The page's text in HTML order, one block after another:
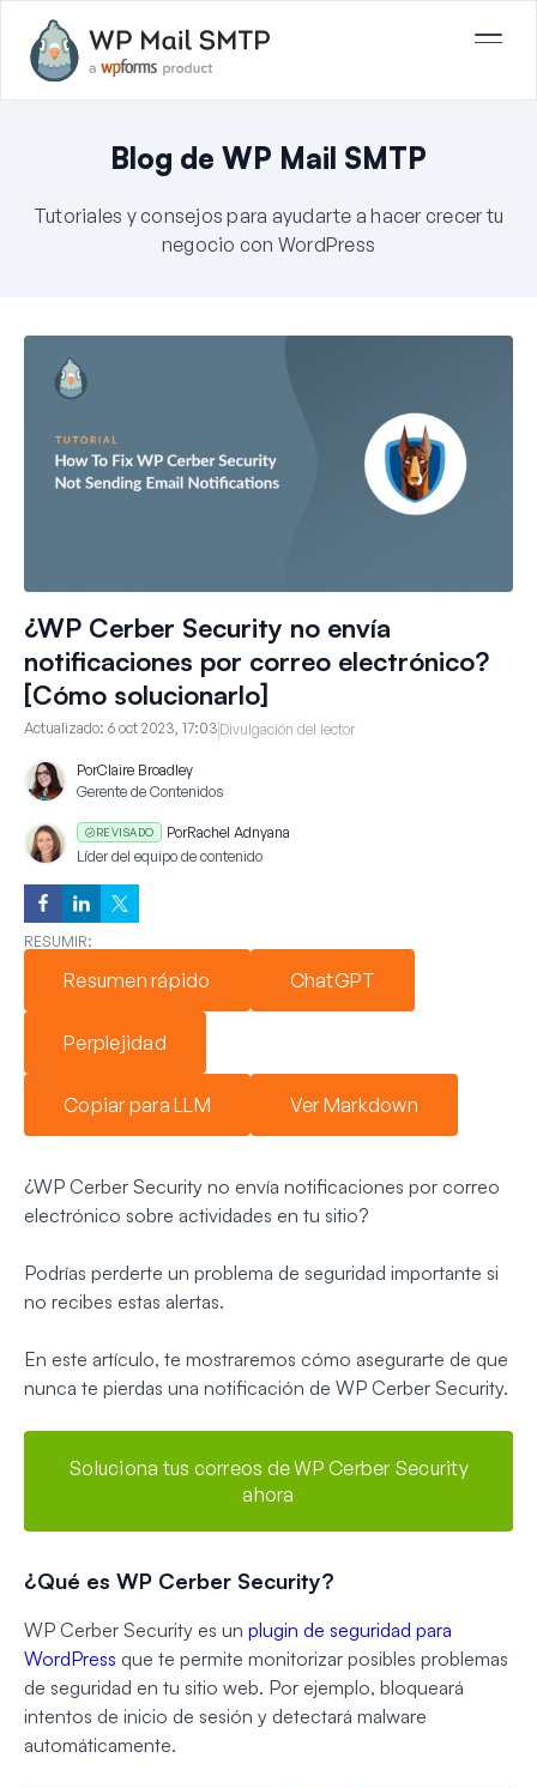
Blog de WP Mail SMTP
Tutoriales y consejos para ayudarte a hacer crecer tu
negocio con WordPress
¿WP Cerber Security no envía
notificaciones por correo electrónico?
[Cómo solucionarlo]
Actualizado: 6 oct 2023, 17:03 Divulgación del lector
PorClaire Broadley
Gerente de Contenidos
REVISADO PorRachel Adnyana
Líder del equipo de contenido
RESUMIR:
Resumen rápido ChatGPT
Perplejidad
Copiar para LLM Ver Markdown
¿WP Cerber Security no envía notificaciones por correo
electrónico sobre actividades en tu sitio?
Podrías perderte un problema de seguridad importante si
no recibes estas alertas.
En este artículo, te mostraremos cómo asegurarte de que
nunca te pierdas una notificación de WP Cerber Security.
Soluciona tus correos de WP Cerber Security
ahora
¿Qué es WP Cerber Security?
WP Cerber Security es un plugin de seguridad para
WordPress que te permite monitorizar posibles problemas
de seguridad en tu sitio web. Por ejemplo, bloqueará
intentos de inicio de sesión y detectará malware
automáticamente.